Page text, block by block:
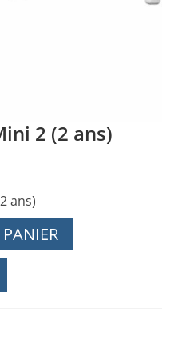
2 (2 ans)
ans)